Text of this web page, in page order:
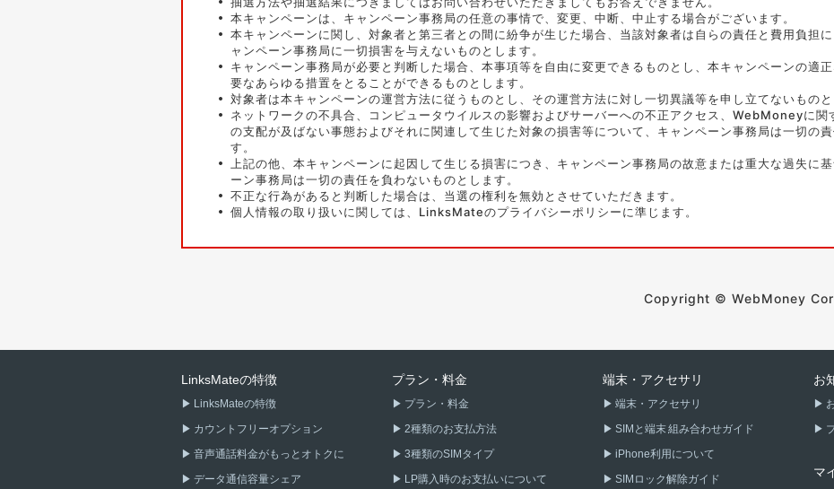
本キャンペーンは、キャンペーン事務局の任意の事情で、変更、中断、中止する場合がございます。
本キャンペーンに関し、対象者と第三者との間に紛争が生じた場合、当該対象者は自らの責任と費用負担
ャンペーン事務局に一切損害を与えないものとします。
キャンペーン事務局が必要と判断した場合、本事項等を自由に変更できるものとし、本キャンペーンの適
要なあらゆる措置をとることができるものとします。
対象者は本キャンペーンの運営方法に従うものとし、その運営方法に対し一切異議等を申し立てないものと
ネットワークの不具合、コンピュータウイルスの影響およびサーバーへの不正アクセス、WebMoneyに関
の支配が及ばない事態およびそれに関連して生じた対象の損害等について、キャンペーン事務局は一切の
す。
上記の他、本キャンペーンに起因して生じる損害につき、キャンペーン事務局の故意または重大な過失に
ーン事務局は一切の責任を負わないものとします。
不正な行為があると判断した場合は、当選の権利を無効とさせていただきます。
個人情報の取り扱いに関しては、LinksMateのプライバシーポリシーに準じます。
Copyright © WebMoney
LinksMateの特徴
LinksMateの特徴
カウントフリーオプション
音声通話料金がもっとオトクに
データ通信容量シェア
プラン・料金
プラン・料金
2種類のお支払方法
3種類のSIMタイプ
LP購入時のお支払いについて
端末・アクセサリ
端末・アクセサリ
SIMと端末 組み合わせガイド
iPhone利用について
SIMロック解除ガイド
お
マ